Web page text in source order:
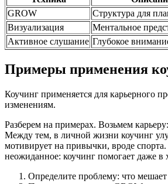
GROW
Структура для
Визуализация
Ментальное
Активное слушание Глубокое
Примеры применения
Коучинг применяется для карьерного
изменениям.
Разберем на примерах. Возьмем
Между тем, в личной жизни коучинг
мотивирует на привычки, вроде
неожиданное: коучинг помогает даже в
Определите проблему: что